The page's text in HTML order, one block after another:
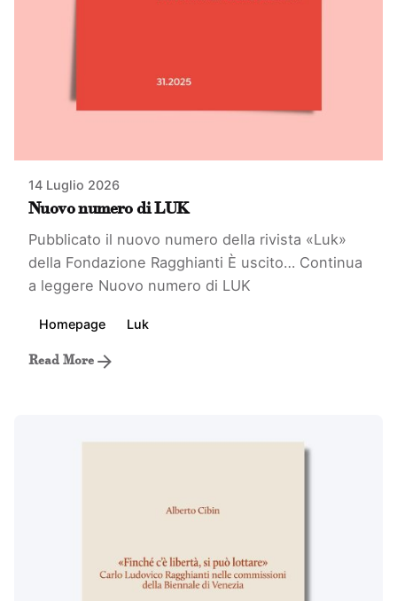
14 Luglio 2026
Nuovo numero di LUK
Pubblicato il nuovo numero della rivista «Luk»
della Fondazione Ragghianti È uscito… Continua
a leggere Nuovo numero di LUK
Homepage Luk
Read More